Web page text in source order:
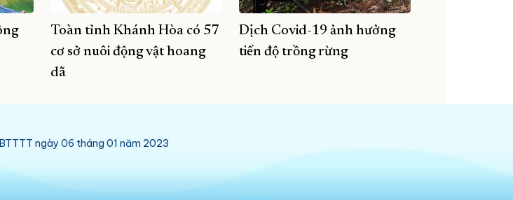
Toàn tỉnh Khánh Hòa có 57
cơ sở nuôi động vật hoang
dã
Dịch Covid-19 ảnh hưởng
tiến độ trồng rừng
ngày 06 tháng 01 năm 2023